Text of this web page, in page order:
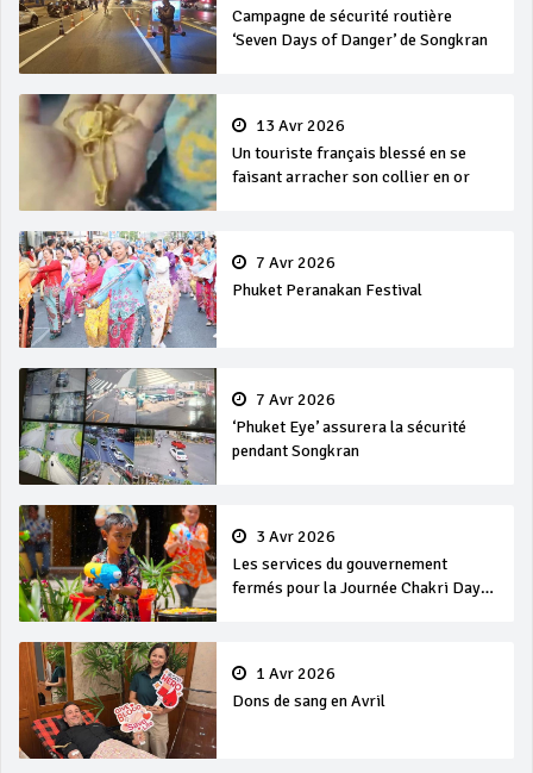
Campagne de sécurité routière
‘Seven Days of Danger’ de Songkran
13 Avr 2026
Un touriste français blessé en se
faisant arracher son collier en or
7 Avr 2026
Phuket Peranakan Festival
7 Avr 2026
‘Phuket Eye’ assurera la sécurité
pendant Songkran
3 Avr 2026
Les services du gouvernement
fermés pour la Journée Chakri Day
1 Avr 2026
Dons de sang en Avril